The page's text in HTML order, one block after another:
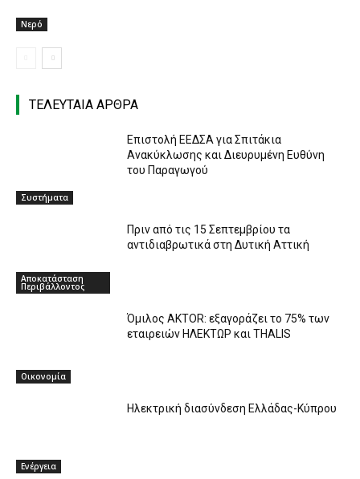
Νερό
ΤΕΛΕΥΤΑΙΑ ΑΡΘΡΑ
Συστήματα
Επιστολή ΕΕΔΣΑ για Σπιτάκια
Ανακύκλωσης και Διευρυμένη Ευθύνη
του Παραγωγού
Αποκατάσταση
Περιβάλλοντος
Πριν από τις 15 Σεπτεμβρίου τα
αντιδιαβρωτικά στη Δυτική Αττική
Οικονομία
Όμιλος AKTOR: εξαγοράζει το 75% των
εταιρειών ΗΛΕΚΤΩΡ και THALIS
Ενέργεια
Ηλεκτρική διασύνδεση Ελλάδας-Κύπρου